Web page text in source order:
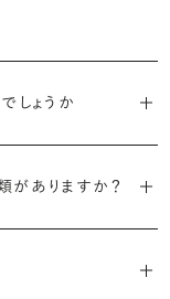
しょうか
がありますか？